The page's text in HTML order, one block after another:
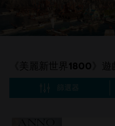
《美麗新世界1800》遊
篩選器